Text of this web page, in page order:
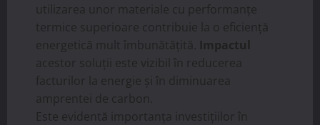
utilizarea unor materiale cu performanțe
termice superioare contribuie la o eficiență
energetică mult îmbunătățită. Impactul
acestor soluții este vizibil în reducerea
facturilor la energie și în diminuarea
amprentei de carbon.
Este evidentă importanța investițiilor în